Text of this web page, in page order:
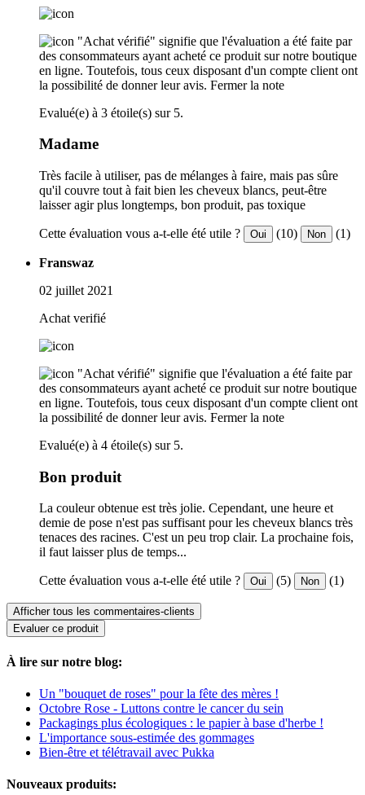
"Achat vérifié" signifie que l'évaluation a été faite par
des consommateurs ayant acheté ce produit sur notre boutique
en ligne. Toutefois, tous ceux disposant d'un compte client ont
la possibilité de donner leur avis. Fermer la note
Evalué(e) à 3 étoile(s) sur 5.
Madame
Très facile à utiliser, pas de mélanges à faire, mais pas sûre
qu'il couvre tout à fait bien les cheveux blancs, peut-être
laisser agir plus longtemps, bon produit, pas toxique
Cette évaluation vous a-t-elle été utile ? Oui (10) Non (1)
Franswaz
02 juillet 2021
Achat verifié
"Achat vérifié" signifie que l'évaluation a été faite par
des consommateurs ayant acheté ce produit sur notre boutique
en ligne. Toutefois, tous ceux disposant d'un compte client ont
la possibilité de donner leur avis. Fermer la note
Evalué(e) à 4 étoile(s) sur 5.
Bon produit
La couleur obtenue est très jolie. Cependant, une heure et
demie de pose n'est pas suffisant pour les cheveux blancs très
tenaces des racines. C'est un peu trop clair. La prochaine fois,
il faut laisser plus de temps...
Cette évaluation vous a-t-elle été utile ? Oui (5) Non (1)
Afficher tous les commentaires-clients
Evaluer ce produit
À lire sur notre blog:
Un "bouquet de roses" pour la fête des mères !
Octobre Rose - Luttons contre le cancer du sein
Packagings plus écologiques : le papier à base d'herbe !
L'importance sous-estimée des gommages
Bien-être et télétravail avec Pukka
Nouveaux produits: